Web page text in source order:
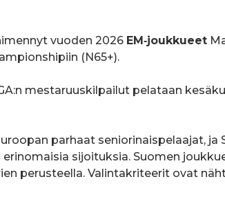
vuoden 2026 EM‑joukkueet
(N65+).
mestaruuskilpailut pelataan
parhaat seniorinaispelaajat, ja
sijoituksia. Suomen
perusteella. Valintakriteerit ovat